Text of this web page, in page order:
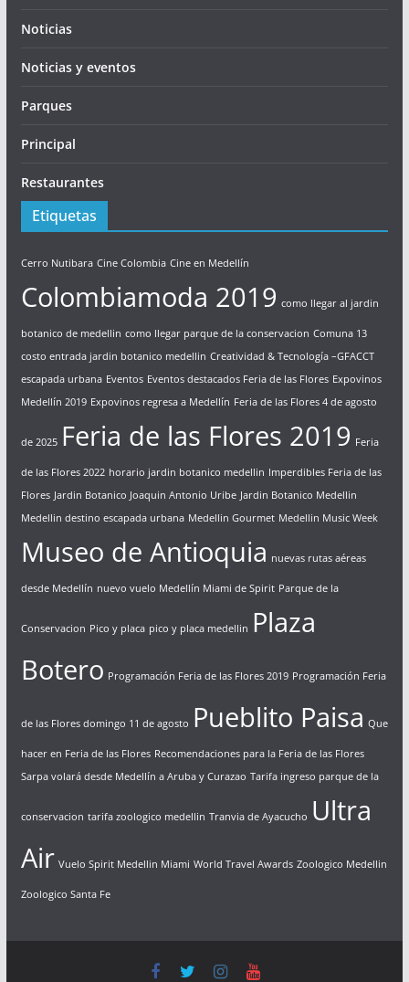
Noticias
Noticias y eventos
Parques
Principal
Restaurantes
Etiquetas
Cerro Nutibara Cine Colombia Cine en Medellín
Colombiamoda 2019 como llegar al jardin
botanico de medellin como llegar parque de la conservacion Comuna 13
costo entrada jardin botanico medellin Creatividad & Tecnología –GFACCT
escapada urbana Eventos Eventos destacados Feria de las Flores Expovinos
Medellín 2019 Expovinos regresa a Medellín Feria de las Flores 4 de agosto
de 2025 Feria de las Flores 2019 Feria
de las Flores 2022 horario jardin botanico medellin Imperdibles Feria de las
Flores Jardin Botanico Joaquin Antonio Uribe Jardin Botanico Medellin
Medellin destino escapada urbana Medellin Gourmet Medellin Music Week
Museo de Antioquia nuevas rutas aéreas
desde Medellín nuevo vuelo Medellín Miami de Spirit Parque de la
Conservacion Pico y placa pico y placa medellin Plaza
Botero Programación Feria de las Flores 2019 Programación Feria
de las Flores domingo 11 de agosto Pueblito Paisa Que
hacer en Feria de las Flores Recomendaciones para la Feria de las Flores
Sarpa volará desde Medellín a Aruba y Curazao Tarifa ingreso parque de la
conservacion tarifa zoologico medellin Tranvia de Ayacucho Ultra
Air Vuelo Spirit Medellin Miami World Travel Awards Zoologico Medellin
Zoologico Santa Fe